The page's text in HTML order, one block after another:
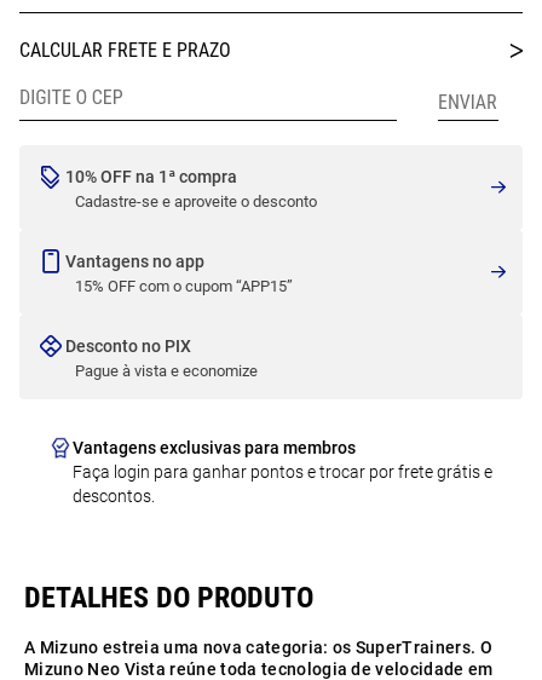
10% OFF na 1ª compra
Cadastre-se e aproveite o desconto
Vantagens no app
15% OFF com o cupom “APP15”
Desconto no PIX
Pague à vista e economize
Vantagens exclusivas para membros
Faça login para ganhar pontos e trocar por frete grátis e
descontos.
A Mizuno estreia uma nova categoria: os SuperTrainers. O
Mizuno Neo Vista reúne toda tecnologia de velocidade em